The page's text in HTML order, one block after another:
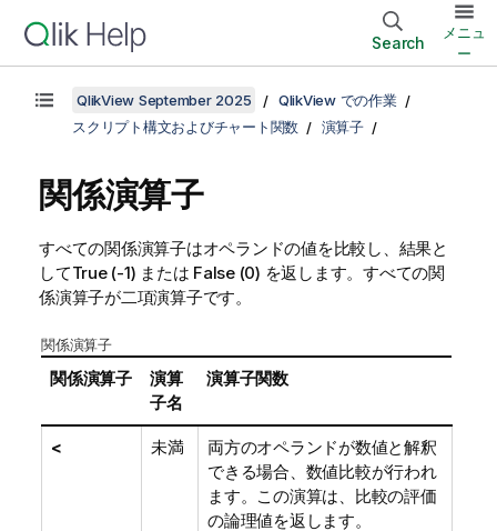
Search
メニュ
ー
QlikView September 2025
QlikView での作業
スクリプト構文およびチャート関数
演算子
関係演算子
すべての関係演算子はオペランドの値を比較し、結果と
してTrue(-1) または False(0) を返します。すべての関
係演算子が二項演算子です。
関係演算子
関係演算子
演算
子名
演算子関数
< 未満
両方のオペランドが数値と解釈
できる場合、数値比較が行われ
ます。この演算は、比較の評価
の論理値を返します。